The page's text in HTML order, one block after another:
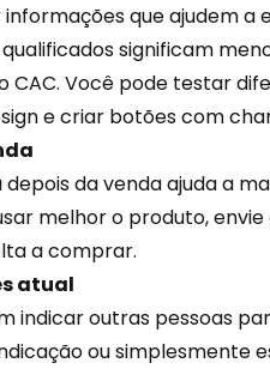
que ajudem a
qualificados significam
CAC. Você pode testar
e criar botões com
da venda ajuda a
melhor o produto,
a comprar.
atual
indicar outras pessoas
ou simplesmente